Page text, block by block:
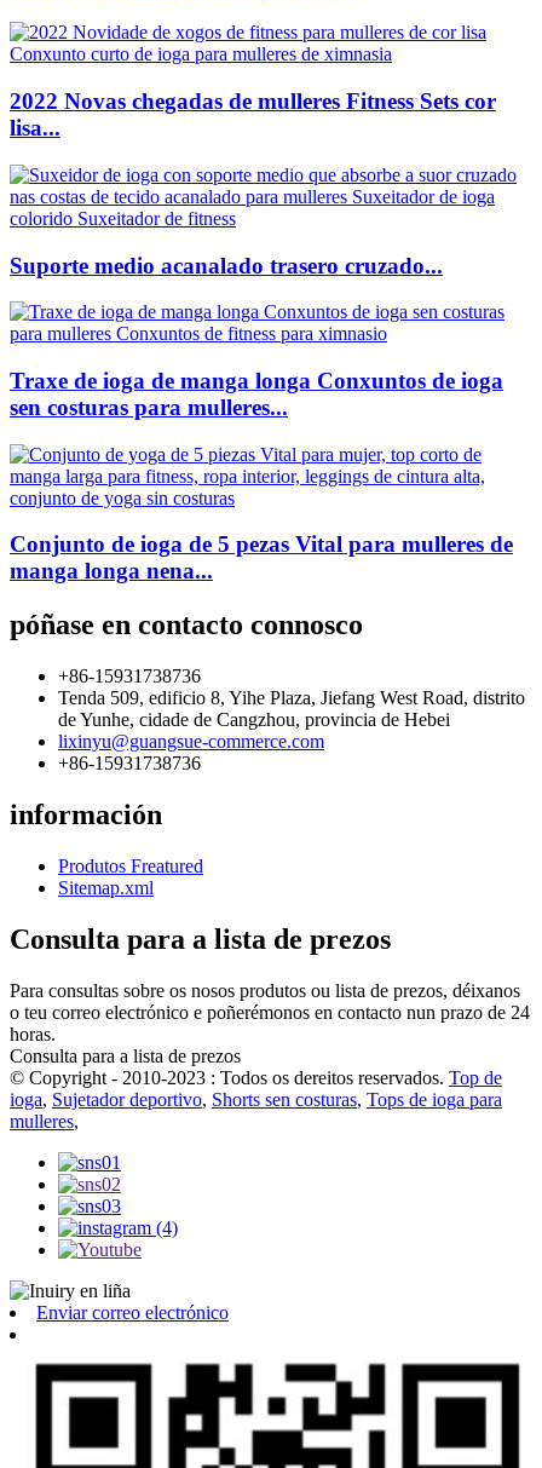
2022 Novas chegadas de mulleres Fitness Sets cor
lisa...
Suporte medio acanalado trasero cruzado...
Traxe de ioga de manga longa Conxuntos de ioga
sen costuras para mulleres...
Conjunto de ioga de 5 pezas Vital para mulleres de
manga longa nena...
póñase en contacto connosco
+86-15931738736
Tenda 509, edificio 8, Yihe Plaza, Jiefang West Road, distrito
de Yunhe, cidade de Cangzhou, provincia de Hebei
lixinyu@guangsue-commerce.com
+86-15931738736
información
Produtos Freatured
Sitemap.xml
Consulta para a lista de prezos
Para consultas sobre os nosos produtos ou lista de prezos, déixanos
o teu correo electrónico e poñerémonos en contacto nun prazo de 24
horas.
Consulta para a lista de prezos
© Copyright - 2010-2023 : Todos os dereitos reservados. Top de
ioga, Sujetador deportivo, Shorts sen costuras, Tops de ioga para
mulleres,
Enviar correo electrónico